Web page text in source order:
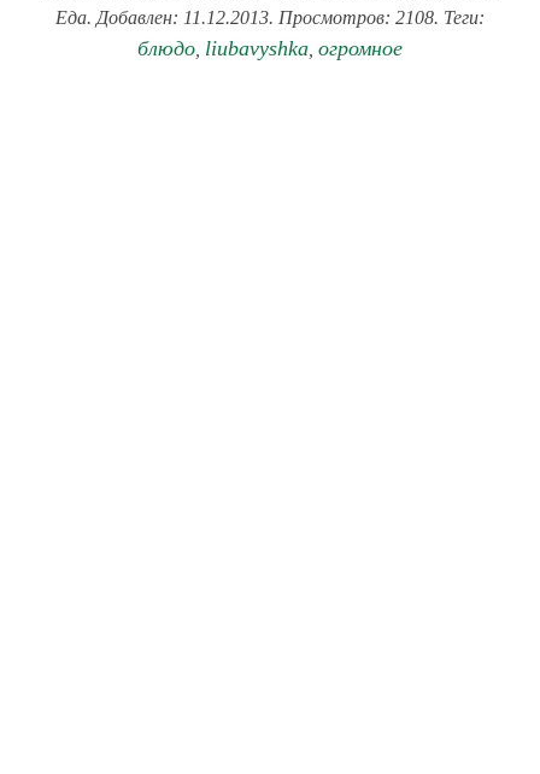
Еда. Добавлен: 11.12.2013. Просмотров: 2108. Теги:
блюдо liubavyshka огромное